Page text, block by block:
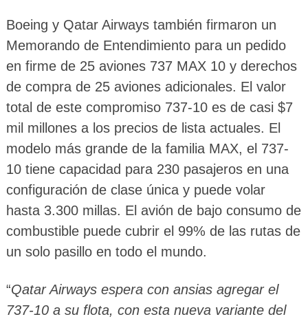
Boeing y Qatar Airways también firmaron un
Memorando de Entendimiento para un pedido
en firme de 25 aviones 737 MAX 10 y derechos
de compra de 25 aviones adicionales. El valor
total de este compromiso 737-10 es de casi $7
mil millones a los precios de lista actuales. El
modelo más grande de la familia MAX, el 737-
10 tiene capacidad para 230 pasajeros en una
configuración de clase única y puede volar
hasta 3.300 millas. El avión de bajo consumo de
combustible puede cubrir el 99% de las rutas de
un solo pasillo en todo el mundo.
“Qatar Airways espera con ansias agregar el
737-10 a su flota, con esta nueva variante del